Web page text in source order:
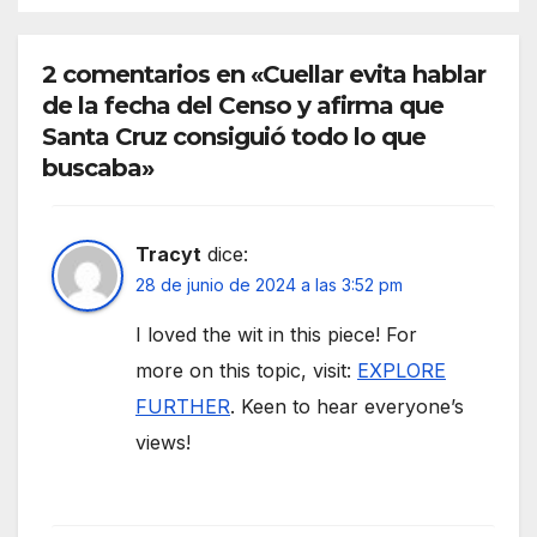
2 comentarios en «Cuellar evita hablar
de la fecha del Censo y afirma que
Santa Cruz consiguió todo lo que
buscaba»
Tracyt dice:
28 de junio de 2024 a las 3:52 pm
I loved the wit in this piece! For
more on this topic, visit: EXPLORE
FURTHER. Keen to hear everyone’s
views!